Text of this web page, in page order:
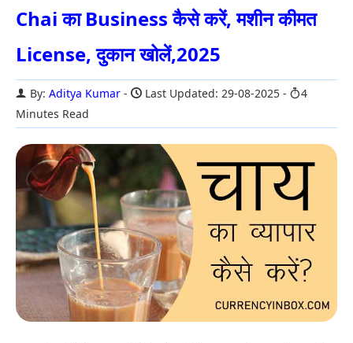
Chai का Business कैसे करें, मशीन कीमत
License, दुकान खोलें,2025
By: Aditya Kumar Last Updated: 29-08-2025
4
Minutes Read